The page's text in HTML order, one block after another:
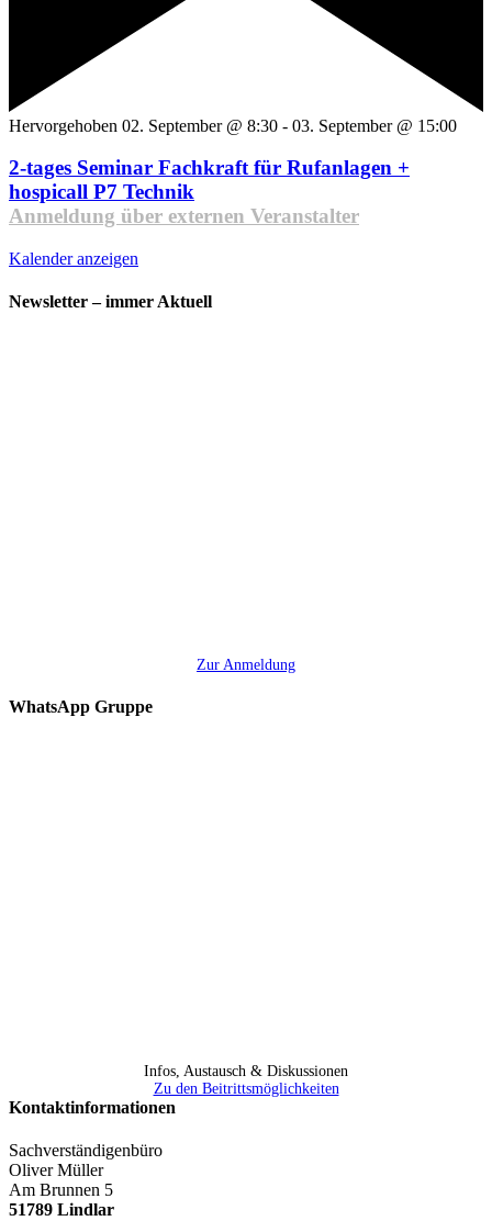
Hervorgehoben 02. September @ 8:30 - 03. September @ 15:00
2-tages Seminar Fachkraft für Rufanlagen +
hospicall P7 Technik
Anmeldung über externen Veranstalter
Kalender anzeigen
Newsletter – immer Aktuell
Zur Anmeldung
WhatsApp Gruppe
Infos, Austausch & Diskussionen
Zu den Beitrittsmöglichkeiten
Kontaktinformationen
Sachverständigenbüro
Oliver Müller
Am Brunnen 5
51789 Lindlar